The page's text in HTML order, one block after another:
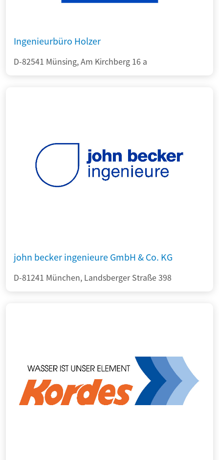
Ingenieurbüro Holzer
D-82541 Münsing, Am Kirchberg 16 a
john becker ingenieure GmbH & Co. KG
D-81241 München, Landsberger Straße 398